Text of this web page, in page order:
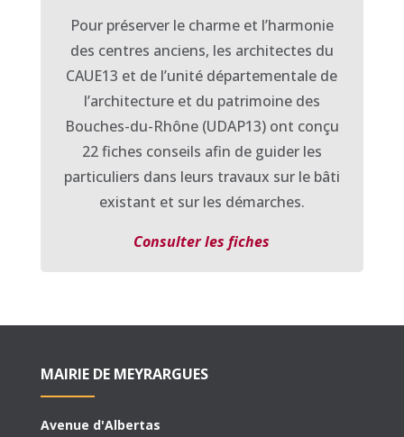
Pour préserver le charme et l’harmonie
des centres anciens, les architectes du
CAUE13 et de l’unité départementale de
l’architecture et du patrimoine des
Bouches-du-Rhône (UDAP13) ont conçu
22 fiches conseils afin de guider les
particuliers dans leurs travaux sur le bâti
existant et sur les démarches.
Consulter les fiches
MAIRIE DE MEYRARGUES
Avenue d'Albertas